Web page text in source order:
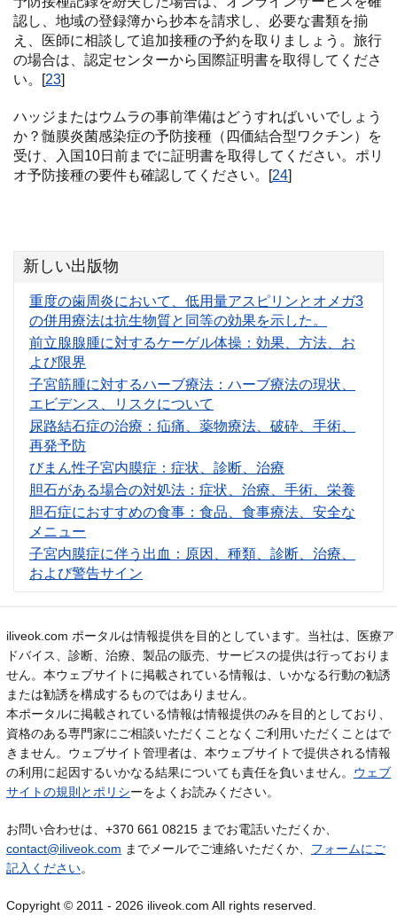
認し、地域の登録簿から抄本を請求し、必要な書類を揃
え、医師に相談して追加接種の予約を取りましょう。旅行
の場合は、認定センターから国際証明書を取得してくださ
い。[23]
ハッジまたはウムラの事前準備はどうすればいいでしょう
か？髄膜炎菌感染症の予防接種（四価結合型ワクチン）を
受け、入国10日前までに証明書を取得してください。ポリ
オ予防接種の要件も確認してください。[24]
新しい出版物
重度の歯周炎において、低用量アスピリンとオメガ3
の併用療法は抗生物質と同等の効果を示した。
前立腺腺腫に対するケーゲル体操：効果、方法、お
よび限界
子宮筋腫に対するハーブ療法：ハーブ療法の現状、
エビデンス、リスクについて
尿路結石症の治療：疝痛、薬物療法、破砕、手術、
再発予防
びまん性子宮内膜症：症状、診断、治療
胆石がある場合の対処法：症状、治療、手術、栄養
胆石症におすすめの食事：食品、食事療法、安全な
メニュー
子宮内膜症に伴う出血：原因、種類、診断、治療、
および警告サイン
iliveok.com ポータルは情報提供を目的としています。当社は、医療ア
ドバイス、診断、治療、製品の販売、サービスの提供は行っておりま
せん。本ウェブサイトに掲載されている情報は、いかなる行動の勧誘
または勧誘を構成するものではありません。
本ポータルに掲載されている情報は情報提供のみを目的としており、
資格のある専門家にご相談いただくことなくご利用いただくことはで
きません。ウェブサイト管理者は、本ウェブサイトで提供される情報
の利用に起因するいかなる結果についても責任を負いません。 ウェブ
サイトの規則とポリシーをよくお読みください。
お問い合わせは、+370 661 08215 までお電話いただくか、
contact@iliveok.com までメールでご連絡いただくか、 フォームにご
記入ください。
Copyright © 2011 - 2026 iliveok.com All rights reserved.